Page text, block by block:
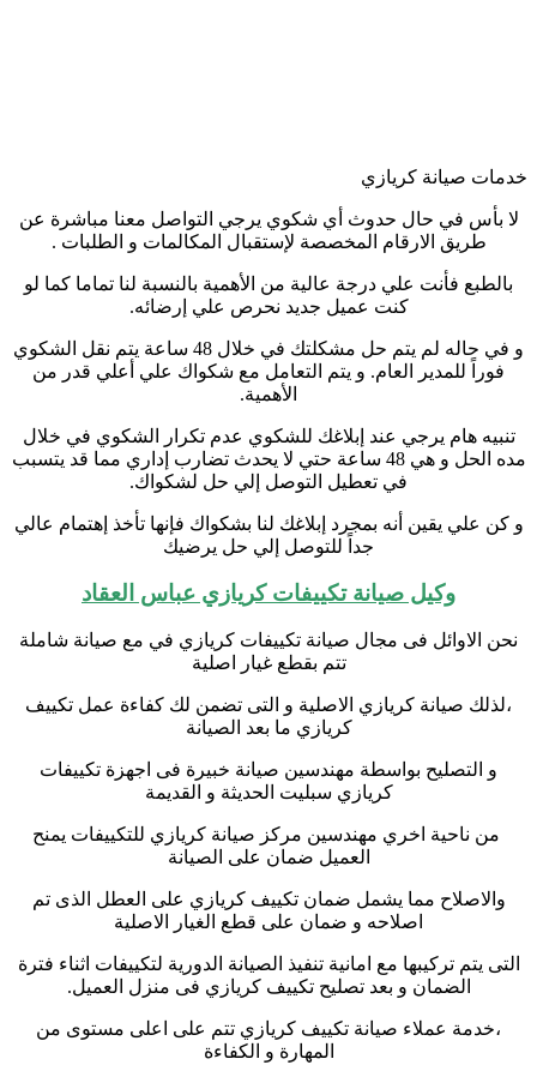
خدمات صيانة كريازي
لا بأس في حال حدوث أي شكوي يرجي التواصل معنا مباشرة عن
طريق الارقام المخصصة لإستقبال المكالمات و الطلبات .
بالطبع فأنت علي درجة عالية من الأهمية بالنسبة لنا تماما كما لو
كنت عميل جديد نحرص علي إرضائه.
و في حاله لم يتم حل مشكلتك في خلال 48 ساعة يتم نقل الشكوي
فوراً للمدير العام. و يتم التعامل مع شكواك علي أعلي قدر من
الأهمية.
تنبيه هام يرجي عند إبلاغك للشكوي عدم تكرار الشكوي في خلال
مده الحل و هي 48 ساعة حتي لا يحدث تضارب إداري مما قد يتسبب
في تعطيل التوصل إلي حل لشكواك.
و كن علي يقين أنه بمجرد إبلاغك لنا بشكواك فإنها تأخذ إهتمام عالي
جداً للتوصل إلي حل يرضيك
وكيل صيانة تكييفات كريازي عباس العقاد
نحن الاوائل فى مجال صيانة تكييفات كريازي في مع صيانة شاملة
تتم بقطع غيار اصلية
،لذلك صيانة كريازي الاصلية و التى تضمن لك كفاءة عمل تكييف
كريازي ما بعد الصيانة
و التصليح بواسطة مهندسين صيانة خبيرة فى اجهزة تكييفات
كريازي سبليت الحديثة و القديمة
من ناحية اخري مهندسين مركز صيانة كريازي للتكييفات يمنح
العميل ضمان على الصيانة
والاصلاح مما يشمل ضمان تكييف كريازي على العطل الذى تم
اصلاحه و ضمان على قطع الغيار الاصلية
التى يتم تركيبها مع امانية تنفيذ الصيانة الدورية لتكييفات اثناء فترة
الضمان و بعد تصليح تكييف كريازي فى منزل العميل.
،خدمة عملاء صيانة تكييف كريازي تتم على اعلى مستوى من
المهارة و الكفاءة